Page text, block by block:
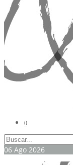
0
06 Ago 2026